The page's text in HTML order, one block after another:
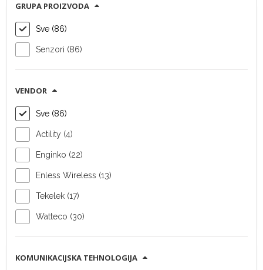
GRUPA PROIZVODA
Sve (86)
Senzori (86)
VENDOR
Sve (86)
Actility (4)
Enginko (22)
Enless Wireless (13)
Tekelek (17)
Watteco (30)
KOMUNIKACIJSKA TEHNOLOGIJA
Senzor razine
tekućine Tekelek
TEK584 RF
Ultrasonic Gen 2
Multi-Thread
Tip uređaja:
razine tekućine
Vendor: Tekelek
SAZNAJ VIŠE